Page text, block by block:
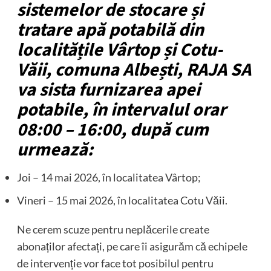
sistemelor de stocare și
tratare apă potabilă din
localitățile Vârtop și Cotu-
Văii, comuna Albești, RAJA SA
va sista furnizarea apei
potabile, în intervalul orar
08:00 – 16:00, după cum
urmează:
Joi – 14 mai 2026, în localitatea Vârtop;
Vineri – 15 mai 2026, în localitatea Cotu Văii.
Ne cerem scuze pentru neplăcerile create
abonaților afectați, pe care îi asigurăm că echipele
de intervenție vor face tot posibilul pentru